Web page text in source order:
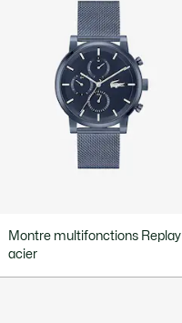
Montre multifonctions Replay
acier